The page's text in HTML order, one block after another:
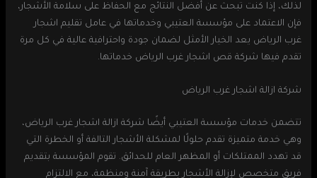
لذلك، إذا كنت تبحث عن أفضل النتائج مع الحفاظ على سلامة الأشجار،
فإن الاعتماد على مؤسسة العتيبي وخدماتها في عامل تقليم اشجار
غرب الرياض يعد الخيار الأمثل لضمان جودة واحترافية عالية في كل مرة
تقدم فيها شركة قص اشجار غرب الرياض خدماتها.
شركة ازالة اشجار غرب الرياض
تتضمن خدمات مؤسسة العتيبي أيضًا شركة ازالة اشجار غرب الرياض،
وهي خدمة متميزة تقدم حلولًا لمشكلة الأشجار التالفة أو الخطرة التي
قد تهدد الممتلكات أو المظهر العام للحدائق. تقوم المؤسسة بتقديم
فريق متخصص لإزالة الأشجار بطريقة آمنة ومنظمة، مع الالتزام